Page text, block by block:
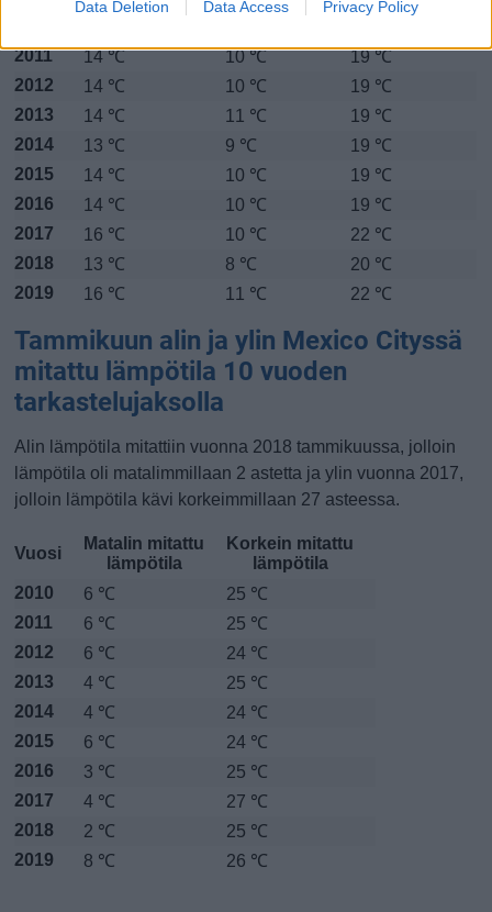
Data Deletion Data Access Privacy Policy
2011
14 ℃ 10 ℃
19 ℃
2012
14 ℃ 10 ℃
19 ℃
2013
14 ℃ 11 ℃
19 ℃
2014
13 ℃ 9 ℃
19 ℃
2015
14 ℃ 10 ℃
19 ℃
2016
14 ℃ 10 ℃
19 ℃
2017
16 ℃ 10 ℃
22 ℃
2018
13 ℃ 8 ℃
20 ℃
2019
16 ℃ 11 ℃ 22 ℃
Tammikuun alin ja ylin Mexico Cityssä
mitattu lämpötila 10 vuoden
tarkastelujaksolla
Alin lämpötila mitattiin vuonna 2018 tammikuussa, jolloin
lämpötila oli matalimmillaan 2 astetta ja ylin vuonna 2017,
jolloin lämpötila kävi korkeimmillaan 27 asteessa.
Vuosi
Matalin mitattu
lämpötila
Korkein mitattu
lämpötila
2010
6 ℃
25 ℃
2011
6 ℃
25 ℃
2012
6 ℃
24 ℃
2013
4 ℃
25 ℃
2014
4 ℃
24 ℃
2015
6 ℃
24 ℃
2016
3 ℃
25 ℃
2017
4 ℃
27 ℃
2018
2 ℃
25 ℃
2019
8 ℃ 26 ℃